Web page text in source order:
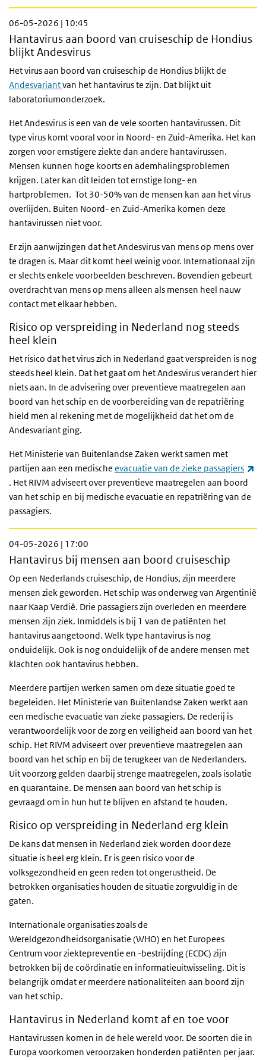
06-05-2026 | 10:45
Hantavirus aan boord van cruiseschip de Hondius
blijkt Andesvirus
Het virus aan boord van cruiseschip de Hondius blijkt de
Andesvariantvan het hantavirus te zijn. Dat blijkt uit
laboratoriumonderzoek.
Het Andesvirus is een van de vele soorten hantavirussen. Dit
type virus komt vooral voor in Noord- en Zuid-Amerika. Het kan
zorgen voor ernstigere ziekte dan andere hantavirussen.
Mensen kunnen hoge koorts en ademhalingsproblemen
krijgen. Later kan dit leiden tot ernstige long- en
hartproblemen. Tot 30-50% van de mensen kan aan het virus
overlijden. Buiten Noord- en Zuid-Amerika komen deze
hantavirussen niet voor.
Er zijn aanwijzingen dat het Andesvirus van mens op mens over
te dragen is. Maar dit komt heel weinig voor. Internationaal zijn
er slechts enkele voorbeelden beschreven. Bovendien gebeurt
overdracht van mens op mens alleen als mensen heel nauw
contact met elkaar hebben.
Risico op verspreiding in Nederland nog steeds
heel klein
Het risico dat het virus zich in Nederland gaat verspreiden is nog
steeds heel klein. Dat het gaat om het Andesvirus verandert hier
niets aan. In de advisering over preventieve maatregelen aan
boord van het schip en de voorbereiding van de repatriëring
hield men al rekening met de mogelijkheid dat het om de
Andesvariant ging.
Het Ministerie van Buitenlandse Zaken werkt samen met
partijen aan een medische evacuatie van de zieke passagiers
(externe link)
. Het RIVM adviseert over preventieve maatregelen aan boord
van het schip en bij medische evacuatie en repatriëring van de
passagiers.
04-05-2026 | 17:00
Hantavirus bij mensen aan boord cruiseschip
Op een Nederlands cruiseschip, de Hondius, zijn meerdere
mensen ziek geworden. Het schip was onderweg van Argentinië
naar Kaap Verdië. Drie passagiers zijn overleden en meerdere
mensen zijn ziek. Inmiddels is bij 1 van de patiënten het
hantavirus aangetoond. Welk type hantavirus is nog
onduidelijk. Ook is nog onduidelijk of de andere mensen met
klachten ook hantavirus hebben.
Meerdere partijen werken samen om deze situatie goed te
begeleiden. Het Ministerie van Buitenlandse Zaken werkt aan
een medische evacuatie van zieke passagiers. De rederij is
verantwoordelijk voor de zorg en veiligheid aan boord van het
schip. Het RIVM adviseert over preventieve maatregelen aan
boord van het schip en bij de terugkeer van de Nederlanders.
Uit voorzorg gelden daarbij strenge maatregelen, zoals isolatie
en quarantaine. De mensen aan boord van het schip is
gevraagd om in hun hut te blijven en afstand te houden.
Risico op verspreiding in Nederland erg klein
De kans dat mensen in Nederland ziek worden door deze
situatie is heel erg klein. Er is geen risico voor de
volksgezondheid en geen reden tot ongerustheid. De
betrokken organisaties houden de situatie zorgvuldig in de
gaten.
Internationale organisaties zoals de
Wereldgezondheidsorganisatie (WHO) en het Europees
Centrum voor ziektepreventie en -bestrijding (ECDC) zijn
betrokken bij de coördinatie en informatieuitwisseling. Dit is
belangrijk omdat er meerdere nationaliteiten aan boord zijn
van het schip.
Hantavirus in Nederland komt af en toe voor
Hantavirussen komen in de hele wereld voor. De soorten die in
Europa voorkomen veroorzaken honderden patiënten per jaar.